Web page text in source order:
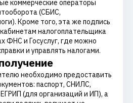
коммерческие операторы
(СБИС,
Кроме того, эта же подпись
налогоплательщика
ФНС и Госуслуг, где можно
и управлять налогами.
необходимо предоставить
паспорт, СНИЛС,
(для организаций и ИП), а